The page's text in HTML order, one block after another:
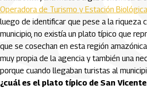
Operadora de Turismo y Estación
luego de identificar que pese a la riqueza
municipio, no existía un plato típico que
que se cosechan en esta región
muy propia de la agencia y también una
porque cuando llegaban turistas al
¿cuál es el plato típico de San Vicente